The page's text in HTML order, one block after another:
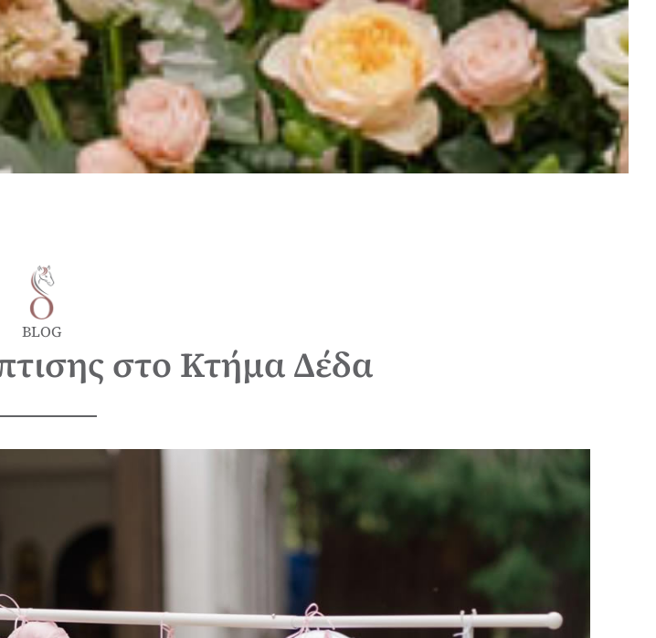
BLOG
στο Κτήμα Δέδα